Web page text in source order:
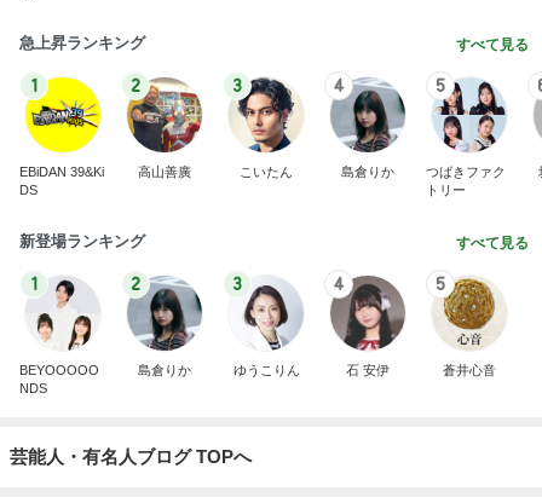
急上昇ランキング すべて見る
1
EBiDAN 39&Ki
DS
2
高山善廣
3
こいたん
4
島倉りか
5
つばきファク
トリー
新登場ランキング すべて見る
1
BEYOOOOO
NDS
2
島倉りか
3
ゆうこりん
4
石 安伊
5
蒼井心音
芸能人・有名人ブログ TOPへ